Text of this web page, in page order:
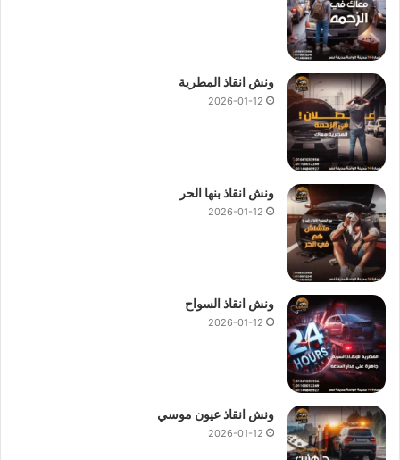
ونش انقاذ المطرية
2026-01-12
ونش انقاذ بنها الحر
2026-01-12
ونش انقاذ السواح
2026-01-12
ونش انقاذ عيون موسي
2026-01-12